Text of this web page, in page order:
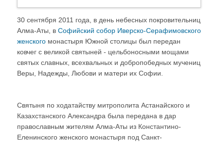
30 сентября 2011 года, в день небесных покровительниц
Алма-Аты, в Софийский собор Иверско-Серафимовского
женского монастыря Южной столицы был передан
ковчег с великой святыней - цельбоносными мощами
святых славных, всехвальных и добропобедных мучениц
Веры, Надежды, Любови и матери их Софии.
Святыня по ходатайству митрополита Астанайского и
Казахстанского Александра была передана в дар
православным жителям Алма-Аты из Константино-
Еленинского женского монастыря под Санкт-